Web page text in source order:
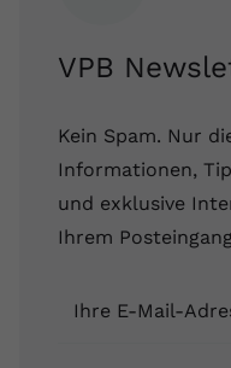
VPB
Kein Spam. Nur
Informationen,
und exklusive
Ihrem
Ihre E-Mail-